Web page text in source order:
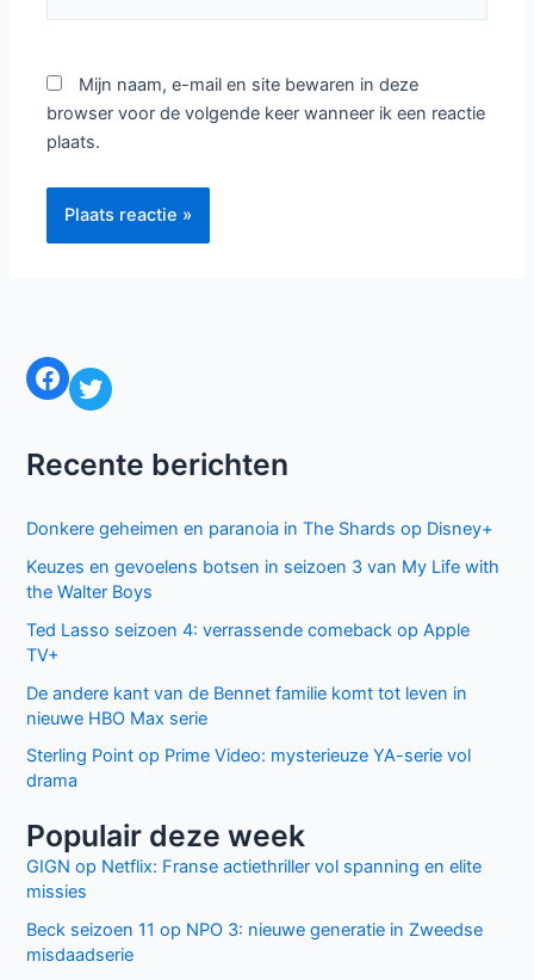
Mijn naam, e-mail en site bewaren in deze
browser voor de volgende keer wanneer ik een reactie
plaats.
Facebook Twitter
Recente berichten
Donkere geheimen en paranoia in The Shards op Disney+
Keuzes en gevoelens botsen in seizoen 3 van My Life with
the Walter Boys
Ted Lasso seizoen 4: verrassende comeback op Apple
TV+
De andere kant van de Bennet familie komt tot leven in
nieuwe HBO Max serie
Sterling Point op Prime Video: mysterieuze YA-serie vol
drama
Populair deze week
GIGN op Netflix: Franse actiethriller vol spanning en elite
missies
Beck seizoen 11 op NPO 3: nieuwe generatie in Zweedse
misdaadserie